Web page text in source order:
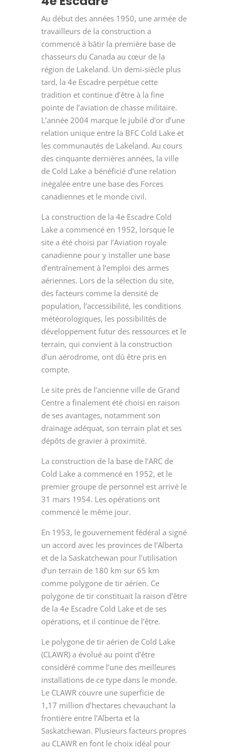
Au début des années 1950, une armée de
travailleurs de la construction a
commencé à bâtir la première base de
chasseurs du Canada au cœur de la
région de Lakeland. Un demi-siècle plus
tard, la 4eEscadre perpétue cette
tradition et continue d’être à la fine
pointe de l’aviation de chasse militaire.
L’année 2004 marque le jubilé d’or d’une
relation unique entre la BFC Cold Lake et
les communautés de Lakeland. Au cours
des cinquante dernières années, la ville
de Cold Lake a bénéficié d’une relation
inégalée entre une base des Forces
canadiennes et le monde civil.
La construction de la 4eEscadre Cold
Lake a commencé en 1952, lorsque le
site a été choisi par I’Aviation royale
canadienne pour y installer une base
d’entraînement à l’emploi des armes
aériennes. Lors de la sélection du site,
des facteurs comme la densité de
population, l’accessibilité, les conditions
météorologiques, les possibilités de
développement futur des ressources et le
terrain, qui convient à la construction
d’un aérodrome, ont dû être pris en
compte.
Le site près de l’ancienne ville de Grand
Centre a finalement été choisi en raison
de ses avantages, notamment son
drainage adéquat, son terrain plat et ses
dépôts de gravier à proximité.
La construction de la base de l’ARC de
Cold Lake a commencé en 1952, et le
premier groupe de personnel est arrivé le
31 mars 1954. Les opérations ont
commencé le même jour.
En 1953, le gouvernement fédéral a signé
un accord avec les provinces de l’Alberta
et de la Saskatchewan pour l’utilisation
d’un terrain de 180 km sur 65 km
comme polygone de tir aérien. Ce
polygone de tir constituait la raison d’être
de la 4eEscadre Cold Lake et de ses
opérations, et il continue de l’être.
Le polygone de tir aérien de Cold Lake
(CLAWR) a évolué au point d’être
considéré comme l’une des meilleures
installations de ce type dans le monde.
Le CLAWR couvre une superficie de
1,17 million d’hectares chevauchant la
frontière entre l’Alberta et la
Saskatchewan. Plusieurs facteurs propres
au CLAWR en font le choix idéal pour